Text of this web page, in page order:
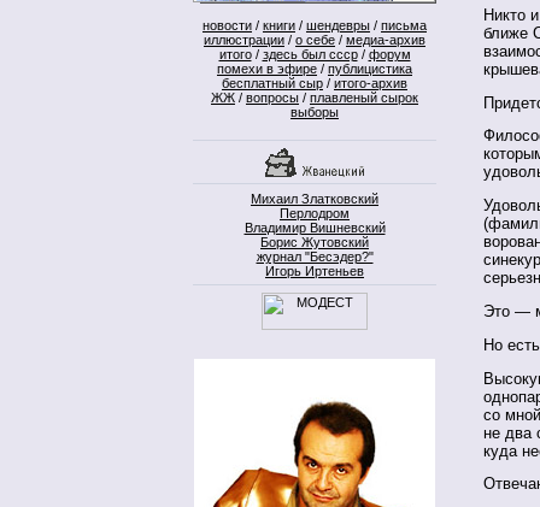
новости / книги / шендевры / письма
иллюстрации / о себе / медиа-архив
итого/ здесь был ссср/ форум
помехи в эфире / публицистика
бесплатный сыр / итого-архив
ЖЖ / вопросы / плавленый сырок
выборы
Михаил Златковский
Перлодром
Владимир Вишневский
Борис Жутовский
журнал "Бесэдер?"
Игорь Иртеньев
Никто
ближе
Это —
Но
со
не два
куда